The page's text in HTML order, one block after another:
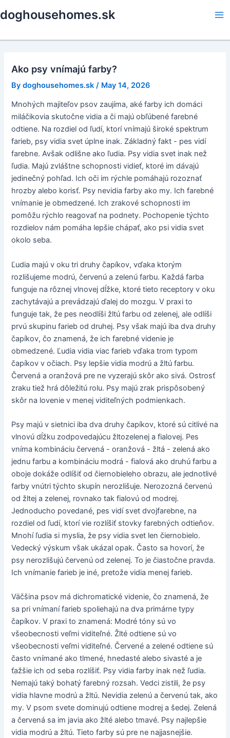
to
doghousehomes.sk
Ako psy vnímajú farby?
Bydoghousehomes.sk / May 14, 2026
Mnohých majiteľov psov zaujíma, aké farby ich domáci
miláčikovia skutočne vidia a či majú obľúbené farebné
odtiene. Na rozdiel od ľudí, ktorí vnímajú široké spektrum
farieb, psy vidia svet úplne inak. Základný fakt - pes vidí
farebne. Avšak odlišne ako ľudia. Psy vidia svet inak než
ľudia. Majú zvláštne schopnosti vidieť, ktoré im dávajú
jedinečný pohľad. Ich oči im rýchle pomáhajú rozoznať
hrozby alebo korisť. Psy nevidia farby ako my. Ich farebné
vnímanie je obmedzené. Ich zrakové schopnosti im
pomôžu rýchlo reagovať na podnety. Pochopenie týchto
rozdielov nám pomáha lepšie chápať, ako psi vidia svet
okolo seba.
Ľudia majú v oku tri druhy čapíkov, vďaka ktorým
rozlišujeme modrú, červenú a zelenú farbu. Každá farba
funguje na rôznej vlnovej dĺžke, ktoré tieto receptory v oku
zachytávajú a prevádzajú ďalej do mozgu. V praxi to
funguje tak, že pes neodlíši žltú farbu od zelenej, ale odlíši
prvú skupinu farieb od druhej. Psy však majú iba dva druhy
čapíkov, čo znamená, že ich farebné videnie je
obmedzené. Ľudia vidia viac farieb vďaka trom typom
čapíkov v očiach. Psy lepšie vidia modrú a žltú farbu.
Červená a oranžová pre ne vyzerajú skôr ako sivá. Ostrosť
zraku tiež hrá dôležitú rolu. Psy majú zrak prispôsobený
skôr na lovenie v menej viditeľných podmienkach.
Psy majú v sietnici iba dva druhy čapíkov, ktoré sú citlivé na
vlnovú dĺžku zodpovedajúcu žltozelenej a fialovej. Pes
vníma kombináciu červená - oranžová - žltá - zelená ako
jednu farbu a kombináciu modrá - fialová ako druhú farbu a
oboje dokáže odlíšiť od čiernobieleho obrazu, ale jednotlivé
farby vnútri týchto skupín nerozlišuje. Nerozozná červenú
od žltej a zelenej, rovnako tak fialovú od modrej.
Jednoducho povedané, pes vidí svet dvojfarebne, na
rozdiel od ľudí, ktorí vie rozlíšiť stovky farebných odtieňov.
Mnohí ľudia si myslia, že psy vidia svet len čiernobielo.
Vedecký výskum však ukázal opak. Často sa hovorí, že
psy nerozlišujú červenú od zelenej. To je čiastočne pravda.
Ich vnímanie farieb je iné, pretože vidia menej farieb.
Väčšina psov má dichromatické videnie, čo znamená, že
sa pri vnímaní farieb spoliehajú na dva primárne typy
čapíkov. V praxi to znamená: Modré tóny sú vo
všeobecnosti veľmi viditeľné. Žlté odtiene sú vo
všeobecnosti veľmi viditeľné. Červené a zelené odtiene sú
často vnímané ako tlmené, hnedasté alebo sivasté a je
ťažšie ich od seba rozlíšiť. Psy vidia farby inak než ľudia.
Nemajú taký bohatý farebný rozsah. Vedci zistili, že psy
vidia hlavne modrú a žltú. Nevidia zelenú a červenú tak, ako
my. V psom svete dominujú odtiene modrej a šedej. Zelená
a červená sa im javia ako žlté alebo tmavé. Psy najlepšie
vidia modrú a žltú. Tieto farby sú pre ne najjasnejšie.